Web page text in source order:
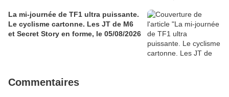
La mi-journée de TF1 ultra puissante.
Le cyclisme cartonne. Les JT de M6
et Secret Story en forme, le 05/08/2026
Commentaires